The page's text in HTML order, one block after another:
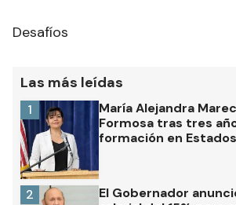
Desafíos
Las más leídas
María Alejandra
Formosa tras tres
formación en
1
El Gobernador
2